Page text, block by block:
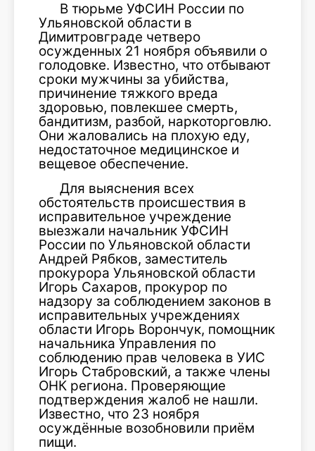
В тюрьме УФСИН России по
Ульяновской области в
Димитровграде четверо
осужденных 21 ноября объявили о
голодовке. Известно, что отбывают
сроки мужчины за убийства,
причинение тяжкого вреда
здоровью, повлекшее смерть,
бандитизм, разбой, наркоторговлю.
Они жаловались на плохую еду,
недостаточное медицинское и
вещевое обеспечение.
Для выяснения всех
обстоятельств происшествия в
исправительное учреждение
выезжали начальник УФСИН
России по Ульяновской области
Андрей Рябков, заместитель
прокурора Ульяновской области
Игорь Сахаров, прокурор по
надзору за соблюдением законов в
исправительных учреждениях
области Игорь Ворончук, помощник
начальника Управления по
соблюдению прав человека в УИС
Игорь Стабровский, а также члены
ОНК региона. Проверяющие
подтверждения жалоб не нашли.
Известно, что 23 ноября
осуждённые возобновили приём
пищи.